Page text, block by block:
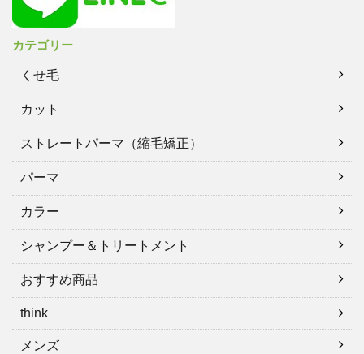
カテゴリー
くせ毛
カット
ストレートパーマ（縮毛矯正）
パーマ
カラー
シャンプー＆トリートメント
おすすめ商品
think
メンズ